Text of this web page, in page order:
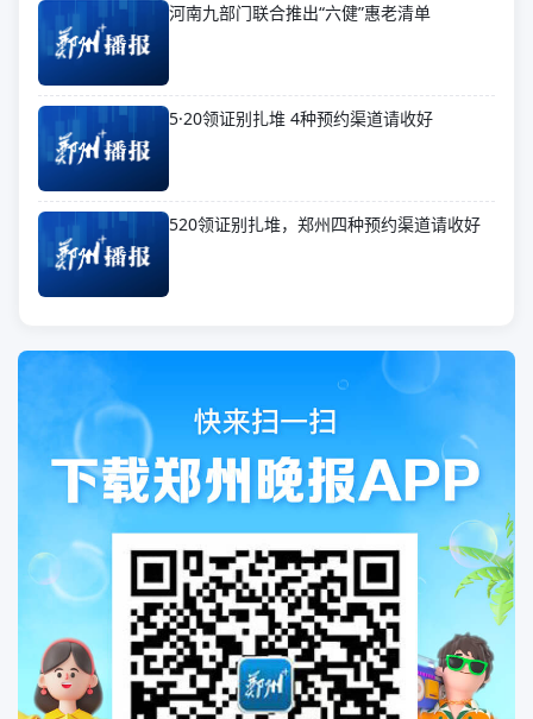
河南九部门联合推出“六健”惠老清单
5·20领证别扎堆 4种预约渠道请收好
520领证别扎堆，郑州四种预约渠道请收好